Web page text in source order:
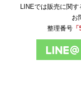
LINEでは販売に関す
お
整理番号